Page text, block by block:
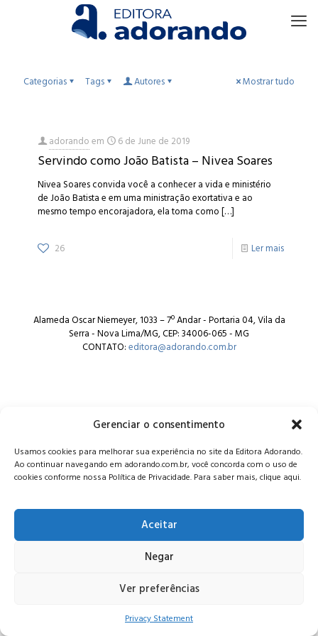
Gerenciar o consentimento
Usamos cookies para melhorar sua experiência no site da Editora Adorando.
Ao continuar navegando em adorando.com.br, você concorda com o uso de
cookies conforme nossa Política de Privacidade. Para saber mais, clique aqui.
Aceitar
Negar
Ver preferências
Privacy Statement
Categorias Tags Autores Mostrar tudo
adorandoem 6 de June de 2019
Servindo como João Batista – Nivea Soares
Nivea Soares convida você a conhecer a vida e ministério
de João Batista e em uma ministração exortativa e ao
mesmo tempo encorajadora, ela toma como[…]
26 Ler mais
Alameda Oscar Niemeyer, 1033 – 7º Andar - Portaria 04, Vila da
Serra - Nova Lima/MG, CEP: 34006-065 - MG
CONTATO:editora@adorando.com.br
© Editora Adorando 2026. Todos os direitos reservados.
Consulte nossapolítica de privacidade.